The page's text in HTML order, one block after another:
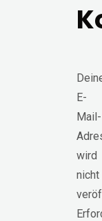
E-
Mail-
wird
nicht